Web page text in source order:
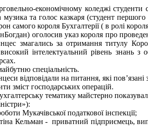
економічному коледжі студенти
музика та голос казкаря (студент
самого короля Бухгалтерії ( в ролі
оголосив указ короля про
змагались за отримання титулу
інтелектуальний рівень знань з
спеціальність.
відповідали на питання, які пов’язані
зміст господарських операцій.
тематику майстерно
Мукачівської податкової інспекції;
Кельман - приватний підприємець,